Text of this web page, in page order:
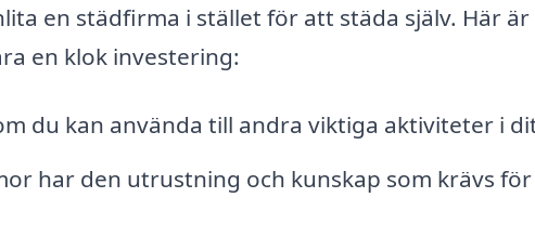
en städfirma i stället för att städa själv. Här är
en klok investering:
du kan använda till andra viktiga aktiviteter i
har den utrustning och kunskap som krävs